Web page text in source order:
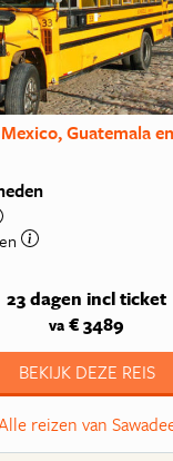
Guatemala
23 dagen incl ticket
va € 3489
BEKIJK DEZE REIS
reizen van